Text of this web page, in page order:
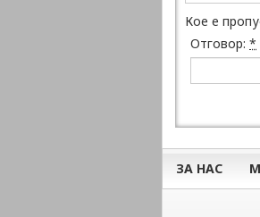
Кое е
Отговор: *
ЗА НАС